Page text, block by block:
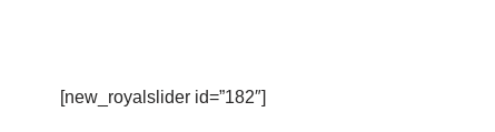
[new_royalslider id=”182″]